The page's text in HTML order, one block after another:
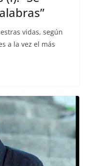
vidas, según
a la vez el más